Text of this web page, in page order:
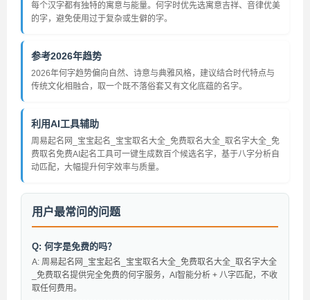
每个汉字都有独特的寓意与能量。何字时优先选寓意吉祥、音律优美
的字，避免使用过于复杂或生僻的字。
参考2026年趋势
2026年何字趋势偏向自然、诗意与典雅风格，建议结合时代特点与
传统文化相融合，取一个既不落俗套又有文化底蕴的名字。
利用AI工具辅助
周易起名网_宝宝起名_宝宝取名大全_免费取名大全_取名字大全_免
费取名免费AI起名工具可一键生成数百个候选名字，基于八字分析自
动匹配，大幅提升何字效率与质量。
用户最常问的问题
Q: 何字是免费的吗？
A: 周易起名网_宝宝起名_宝宝取名大全_免费取名大全_取名字大全
_免费取名提供完全免费的何字服务，AI智能分析 + 八字匹配，不收
取任何费用。